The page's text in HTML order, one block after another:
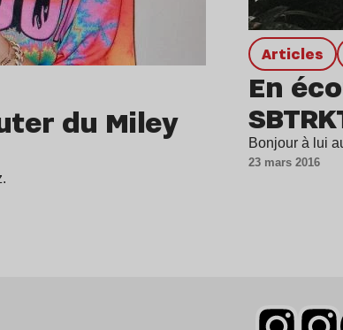
du Miley
Articles
En
Bonjour à lui
23 mars 2016